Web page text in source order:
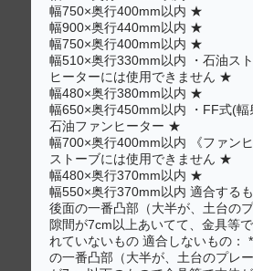
幅750×奥行400mm以内 ★
幅900×奥行440mm以内 ★
幅750×奥行400mm以内 ★
幅510×奥行330mm以内 ・石油ス
ヒーターには使用できません ★
幅480×奥行380mm以内 ★
幅650×奥行450mm以内 ・FF式(輻
石油ファンヒーター ★
幅700×奥行400mm以内 《ファン
ストーブには使用できません ★
幅480×奥行370mm以内 ★
幅550×奥行370mm以内 適合する
後面の一番凸部（大半が、土台の
隙間が7cm以上あいてて、金具等
れていないもの 適合しないもの：
の一番凸部（大半が、土台のプレ